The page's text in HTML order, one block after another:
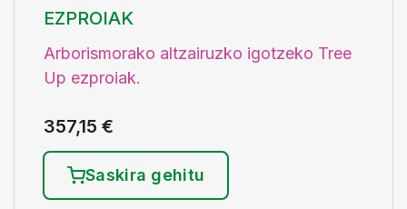
EZPROIAK
Arborismorako altzairuzko igotzeko Tree
Up ezproiak.
357,15 €
Saskira gehitu